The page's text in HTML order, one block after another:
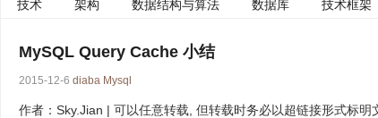
技术 架构 数据结构与算法 数据库 技术框架
MySQL Query Cache 小结
2015-12-6 diaba Mysql
作者：Sky.Jian | 可以任意转载, 但转载时务必以超链接形式标